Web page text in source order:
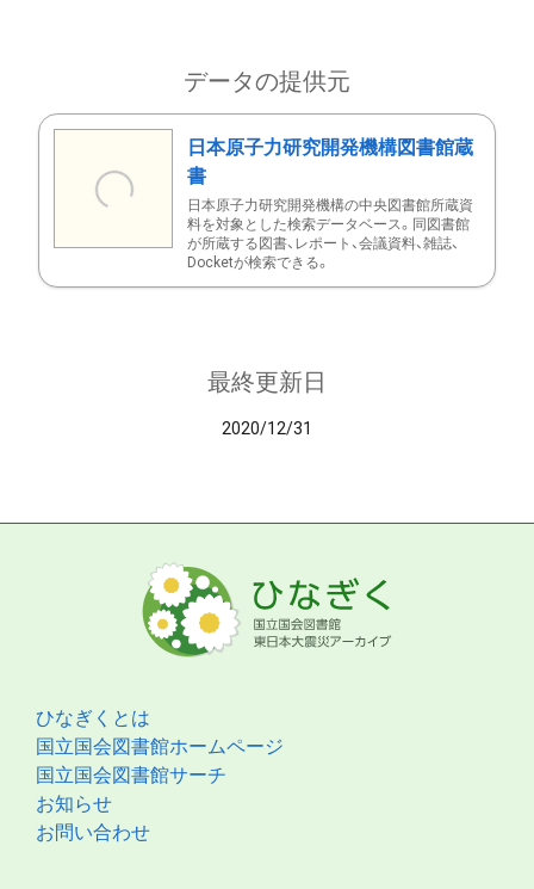
データの提供元
日本原子力研究開発機構図書館蔵
書
日本原子力研究開発機構の中央図書館所蔵資
料を対象とした検索データベース。同図書館
が所蔵する図書、レポート、会議資料、雑誌、
Docketが検索できる。
最終更新日
2020/12/31
ひなぎくとは
国立国会図書館ホームページ
国立国会図書館サーチ
お知らせ
お問い合わせ